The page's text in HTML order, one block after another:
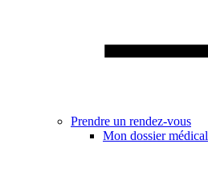
Prendre un rendez-vous
Mon dossier médical